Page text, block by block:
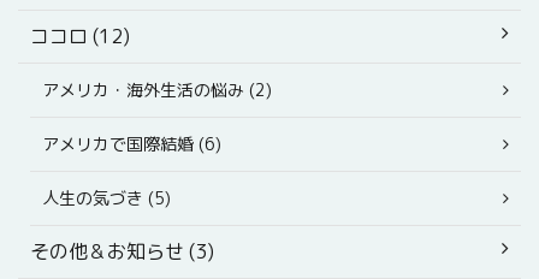
ココロ (12)
アメリカ・海外生活の悩み (2)
アメリカで国際結婚 (6)
人生の気づき (5)
その他＆お知らせ (3)